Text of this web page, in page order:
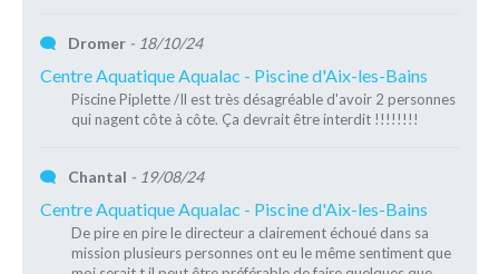
Dromer - 18/10/24
Centre Aquatique Aqualac - Piscine d'Aix-les-Bains
Piscine Piplette /Il est très désagréable d'avoir 2 personnes
qui nagent côte à côte. Ça devrait être interdit !!!!!!!!
Chantal - 19/08/24
Centre Aquatique Aqualac - Piscine d'Aix-les-Bains
De pire en pire le directeur a clairement échoué dans sa
mission plusieurs personnes ont eu le même sentiment que